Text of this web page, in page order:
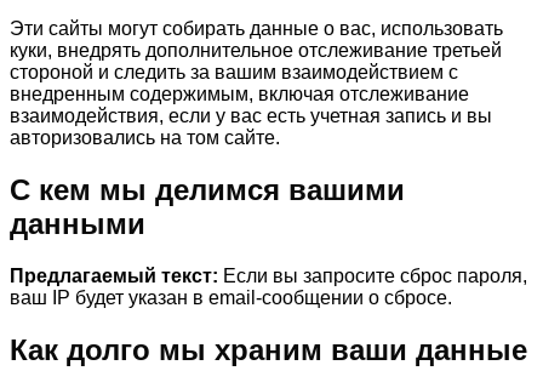
Эти сайты могут собирать данные о вас, использовать
куки, внедрять дополнительное отслеживание третьей
стороной и следить за вашим взаимодействием с
внедренным содержимым, включая отслеживание
взаимодействия, если у вас есть учетная запись и вы
авторизовались на том сайте.
С кем мы делимся вашими
данными
Предлагаемый текст: Если вы запросите сброс пароля,
ваш IP будет указан в email-сообщении о сбросе.
Как долго мы храним ваши данные